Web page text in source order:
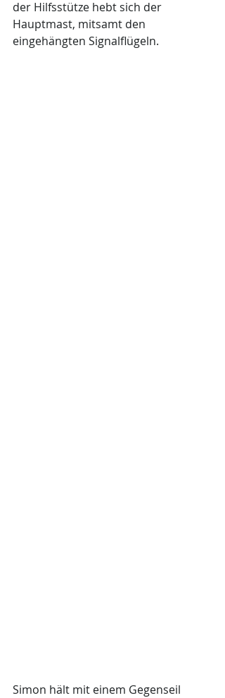
der Hilfsstütze hebt sich der
Hauptmast, mitsamt den
eingehängten Signalflügeln.
Simon hält mit einem Gegenseil